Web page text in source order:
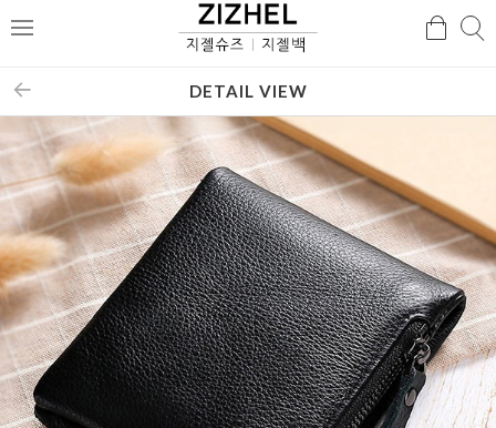
메
검
DETAIL VIEW